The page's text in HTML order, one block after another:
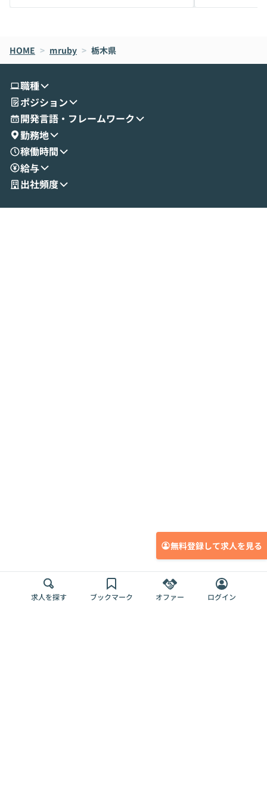
メルカリでの判断基準をもとに「なぜClau
oworkの基本的な機能をご紹介いただきま
す。 続く公開デモでは、実際にCoworkを
せいただきます。数分でワークフローが完
成する手軽さや、Gmail等の外部サービス
とセキュアに連携できるポイントなど、実
演を通じて具体的なイメージをお届けしま
す。 後半のディスカッションでは、セキュ
リティの考え方や社内導入の進め方など、
現場目線でさらに深掘りしていきます。
「自分の業務をAIで自動化してみたいけ
いう方にこそ参加いただきたいイベントで
それぞれの本当
ント構築の最前
HOME > mruby > 栃木県
職種
ポジション
開発言語・フレームワーク
勤務地
稼働時間
給与
出社頻度
無料登録して求人を見る
求人を探す ブックマーク オファー ログイン